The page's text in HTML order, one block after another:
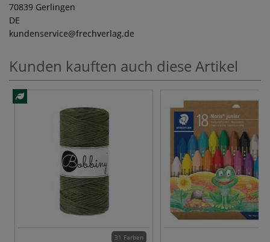
70839 Gerlingen
DE
kundenservice@frechverlag.de
Kunden kauften auch diese Artikel
31 Farben